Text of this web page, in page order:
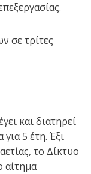
σε τρίτες
και διατηρεί
5 έτη. Έξι
το Δίκτυο
αίτημα